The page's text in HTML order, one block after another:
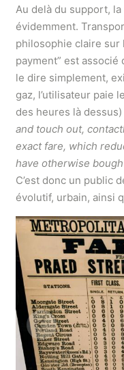
Au delà du support,
évidemment.
philosophie claire sur
payment” est associé
le dire simplement,
gaz, l’utilisateur paie
des heures là dessus)
and touch out,
exact fare, which
have otherwise
C’est donc un public
évolutif, urbain, ainsi